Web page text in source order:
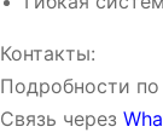
Контакты:
Подробности
Связь через